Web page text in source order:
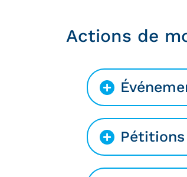
Actions de
Pétitions